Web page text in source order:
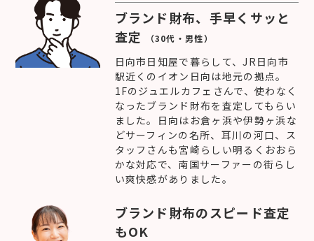
ブランド財布、手早くサッと
査定
（30代・男性）
日向市日知屋で暮らして、JR日向市
駅近くのイオン日向は地元の拠点。
1Fのジュエルカフェさんで、使わなく
なったブランド財布を査定してもらい
ました。日向はお倉ヶ浜や伊勢ヶ浜な
どサーフィンの名所、耳川の河口、ス
タッフさんも宮崎らしい明るくおおら
かな対応で、南国サーファーの街らし
い爽快感がありました。
ブランド財布のスピード査定
もOK